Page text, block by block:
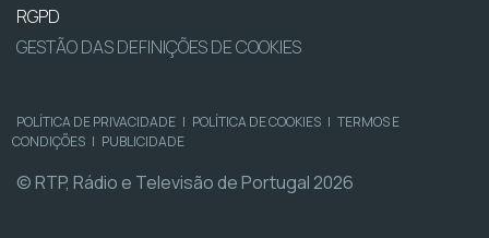
RGPD
GESTÃO DAS DEFINIÇÕES DE COOKIES
POLÍTICA DE PRIVACIDADE | POLÍTICA DE COOKIES | TERMOS E
CONDIÇÕES | PUBLICIDADE
© RTP, Rádio e Televisão de Portugal 2026